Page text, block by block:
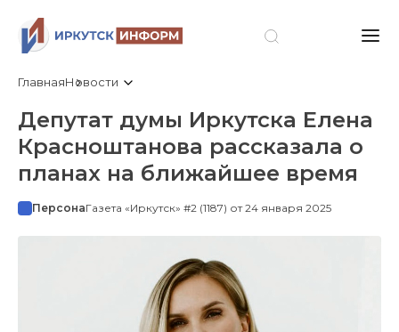
ГлавнаяНовости
Депутат думы Иркутска Елена
Красноштанова рассказала о
планах на ближайшее время
ПерсонаГазета «Иркутск» #2 (1187) от 24 января 2025